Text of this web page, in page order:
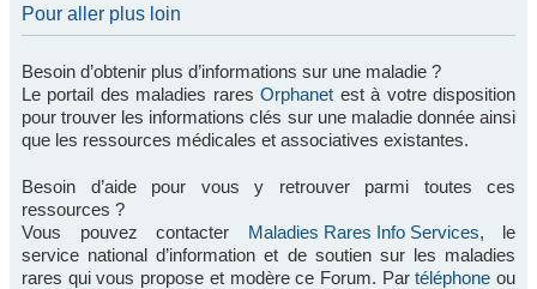
Pour aller plus loin
Besoin d’obtenir plus d’informations sur une maladie ?
Le portail des maladies raresOrphanet est à votre disposition
pour trouver les informations clés sur une maladie donnée ainsi
que les ressources médicales et associatives existantes.
Besoin d’aide pour vous y retrouver parmi toutes ces
ressources ?
Vous pouvez contacter Maladies Rares Info Services, le
service national d’information et de soutien sur les maladies
rares qui vous propose et modère ce Forum. Partéléphone ou